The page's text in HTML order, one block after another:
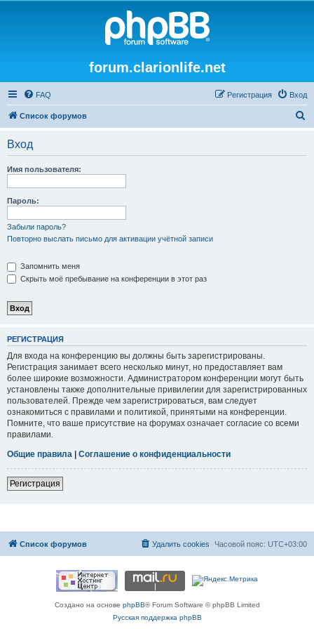
forum.clarionlife.net
FAQ Вход
Регистрация
Список форумов
Вход
Имя пользователя:
Пароль:
Забыли пароль?
Повторно выслать письмо для активации учётной записи
Запомнить меня
Скрыть моё пребывание на конференции в этот раз
РЕГИСТРАЦИЯ
Для входа на конференцию вы должны быть зарегистрированы.
Регистрация занимает всего несколько минут, но предоставляет вам
более широкие возможности. Администратором конференции могут быть
установлены также дополнительные привилегии для зарегистрированных
пользователей. Прежде чем зарегистрироваться, вам следует
ознакомиться с правилами и политикой, принятыми на конференции.
Помните, что ваше присутствие на форумах означает согласие со всеми
правилами.
Общие правила | Соглашение о конфиденциальности
Регистрация
Список форумов Часовой пояс: UTC+03:00
Удалить cookies
Создано на основе phpBB® Forum Software © phpBB Limited
Русская поддержка phpBB